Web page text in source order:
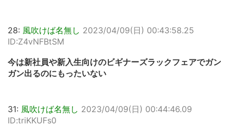
28: 風吹けば名無し 2023/04/09(日) 00:43:58.25
ID:Z4vNFBtSM
今は新社員や新入生向けのビギナーズラックフェアでガン
ガン出るのにもったいない
31: 風吹けば名無し 2023/04/09(日) 00:44:46.09
ID:triKKUFs0